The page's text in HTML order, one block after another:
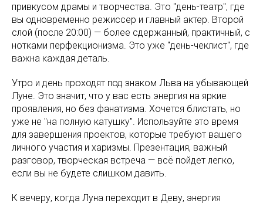
привкусом драмы и творчества. Это "день-театр", где
вы одновременно режиссер и главный актер. Второй
слой (после 20:00) — более сдержанный, практичный, с
нотками перфекционизма. Это уже "день-чеклист", где
важна каждая деталь.
Утро и день проходят под знаком Льва на убывающей
Луне. Это значит, что у вас есть энергия на яркие
проявления, но без фанатизма. Хочется блистать, но
уже не "на полную катушку". Используйте это время
для завершения проектов, которые требуют вашего
личного участия и харизмы. Презентация, важный
разговор, творческая встреча — всё пойдет легко,
если вы не будете слишком давить.
К вечеру, когда Луна переходит в Деву, энергия